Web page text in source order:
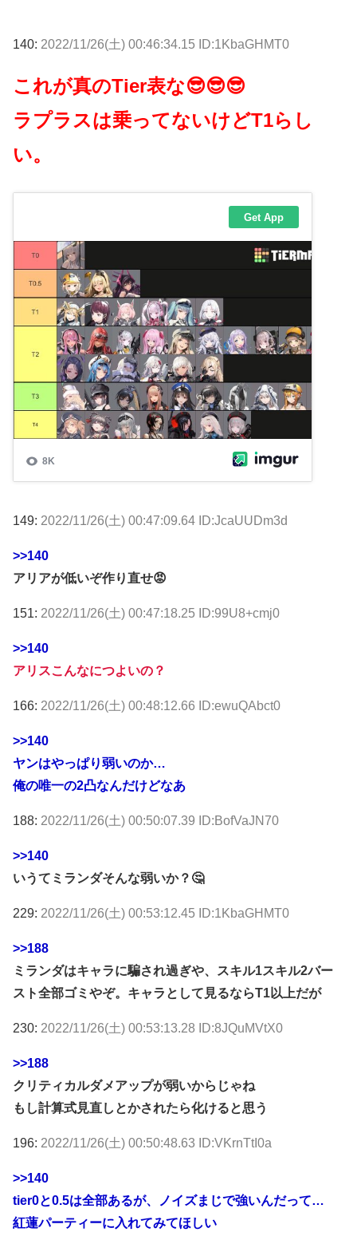
140: 2022/11/26(土) 00:46:34.15 ID:1KbaGHMT0
これが真のTier表な😎😎😎
ラプラスは乗ってないけどT1らし
い。
149: 2022/11/26(土) 00:47:09.64 ID:JcaUUDm3d
>>140
アリアが低いぞ作り直せ😡
151: 2022/11/26(土) 00:47:18.25 ID:99U8+cmj0
>>140
アリスこんなにつよいの？
166: 2022/11/26(土) 00:48:12.66 ID:ewuQAbct0
>>140
ヤンはやっぱり弱いのか…
俺の唯一の2凸なんだけどなあ
188: 2022/11/26(土) 00:50:07.39 ID:BofVaJN70
>>140
いうてミランダそんな弱いか？🤔
229: 2022/11/26(土) 00:53:12.45 ID:1KbaGHMT0
>>188
ミランダはキャラに騙され過ぎや、スキル1スキル2バー
スト全部ゴミやぞ。キャラとして見るならT1以上だが
230: 2022/11/26(土) 00:53:13.28 ID:8JQuMVtX0
>>188
クリティカルダメアップが弱いからじゃね
もし計算式見直しとかされたら化けると思う
196: 2022/11/26(土) 00:50:48.63 ID:VKrnTtI0a
>>140
tier0と0.5は全部あるが、ノイズまじで強いんだって…
紅蓮パーティーに入れてみてほしい